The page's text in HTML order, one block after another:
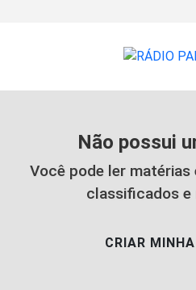
Não possui
Você pode ler matérias
classificados e
CRIAR